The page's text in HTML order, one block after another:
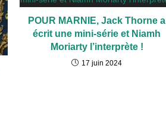
POUR MARNIE, Jack Thorne a
écrit une mini-série et Niamh
Moriarty l’interprète !
17 juin 2024